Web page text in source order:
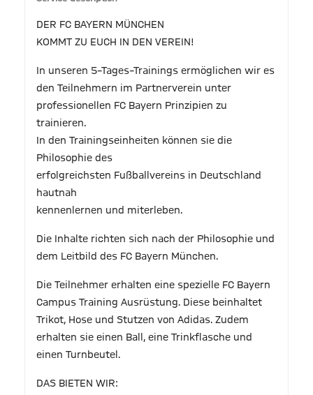
DER FC BAYERN MÜNCHEN
KOMMT ZU EUCH IN DEN VEREIN!
In unseren 5–Tages–Trainings ermöglichen wir es
den Teilnehmern im Partnerverein unter
professionellen FC Bayern Prinzipien zu
trainieren.
In den Trainingseinheiten können sie die
Philosophie des
erfolgreichsten Fußballvereins in Deutschland
hautnah
kennenlernen und miterleben.
Die Inhalte richten sich nach der Philosophie und
dem Leitbild des FC Bayern München.
Die Teilnehmer erhalten eine spezielle FC Bayern
Campus Training Ausrüstung. Diese beinhaltet
Trikot, Hose und Stutzen von Adidas. Zudem
erhalten sie einen Ball, eine Trinkflasche und
einen Turnbeutel.
DAS BIETEN WIR: